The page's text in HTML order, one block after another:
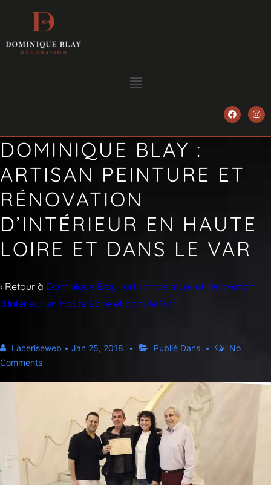
DOMINIQUE BLAY :
ARTISAN PEINTURE ET
RÉNOVATION
D’INTÉRIEUR EN HAUTE
LOIRE ET DANS LE VAR
‹ Retour à Dominique Blay : artisan peinture et rénovation
d’intérieur en Haute Loire et dans le Var
Laceriseweb • Jan 25, 2018 Publié Dans
No
Comments